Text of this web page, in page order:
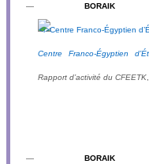
— BORAIK
Centre Franco-Égyptien
Rapport d’activité du CFEETK
— BORAIK